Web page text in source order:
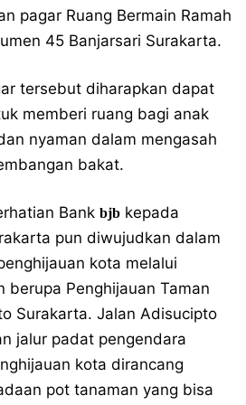
pagar Ruang Bermain Ramah
45 Banjarsari Surakarta.
tersebut diharapkan dapat
memberi ruang bagi anak
nyaman dalam mengasah
bakat.
Bank bjb kepada
pun diwujudkan dalam
kota melalui
berupa Penghijauan Taman
Surakarta. Jalan Adisucipto
jalur padat pengendara
kota dirancang
pot tanaman yang bisa